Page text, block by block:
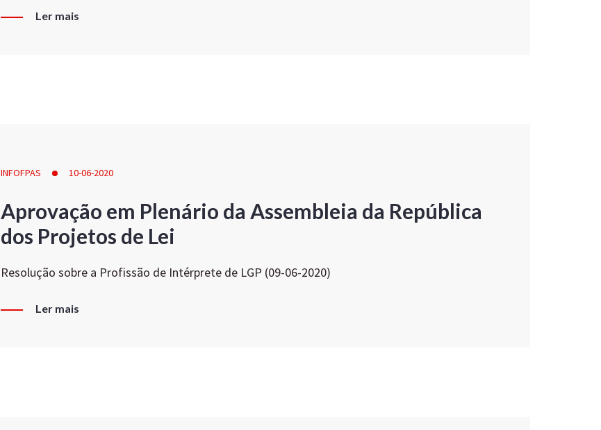
Ler mais
INFOFPAS 10-06-2020
Aprovação em Plenário da Assembleia da República
dos Projetos de Lei
Resolução sobre a Profissão de Intérprete de LGP (09-06-2020)
Ler mais